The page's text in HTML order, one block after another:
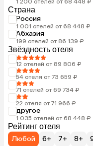
Страна
Россия
1 001 отелей от 68 448 ₽
Абхазия
199 отелей от 86 139 ₽
Звёздность отеля
12 отелей от 89 806 ₽
54 отеля от 73 659 ₽
71 отелей от 69 734 ₽
22 отеля от 71 966 ₽
другое
1 035 отелей от 68 448 ₽
Рейтинг отеля
Любой
6+ 7+ 8+